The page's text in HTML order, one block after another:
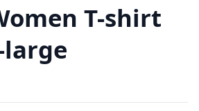
T-shirt
large